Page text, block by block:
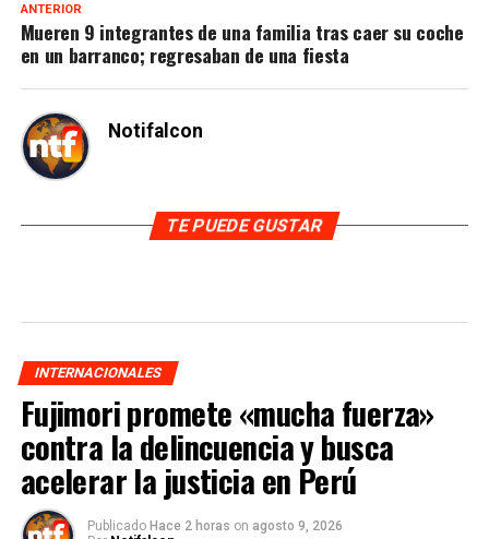
ANTERIOR
Mueren 9 integrantes de una familia tras caer su coche
en un barranco; regresaban de una fiesta
Notifalcon
TE PUEDE GUSTAR
INTERNACIONALES
Fujimori promete «mucha fuerza»
contra la delincuencia y busca
acelerar la justicia en Perú
Publicado Hace 2 horas on agosto 9, 2026